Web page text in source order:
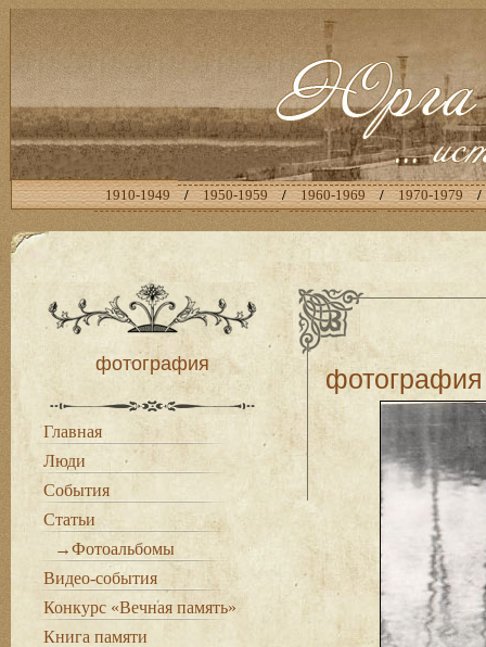
1910-1949 / 1950-1959 / 1960-1969 / 1970-1979 /
фотография
Главная
Люди
События
Статьи
→Фотоальбомы
Видео-события
Конкурс «Вечная память»
Книга памяти
фотография